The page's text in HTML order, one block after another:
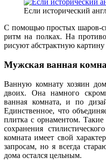
Если исторический
С помощью простых шаров-
ритм на полках. На
рисуют абстрактную
Мужская ванная
Ванную комнату хозяин
двоих. Она намного
ванная комната, и по
Единственное, что
плитка с орнаментом.
сохранения
комната имеет свой
запросам, но я всегда
дома остался цельным.